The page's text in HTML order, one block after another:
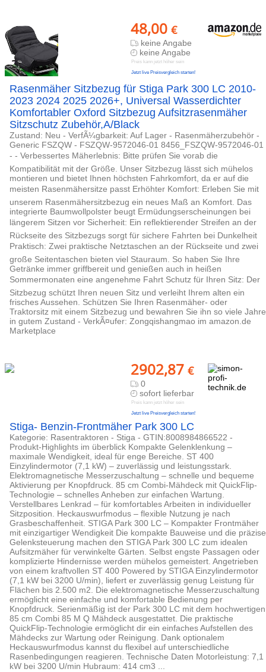
48,00 €
keine Angabe
keine Angabe
Preis kann jetzt höher sein
Jetzt live Preisvergleich starten!
Rasenmäher Sitzbezug für Stiga Park 300 LC 2010-
2023 2024 2025 2026+, Universal Wasserdichter
Komfortabler Oxford Sitzbezug Aufsitzrasenmäher
Sitzschutz Zubehör,A/Black
Zustand: Neu - VerfÃ¼gbarkeit: Auf Lager - Rasenmäherzubehör -
Generic FSZQW - FSZQW-9572046-01 8456_FSZQW-9572046-01
- - Verbessertes Mäherlebnis: Bitte prüfen Sie vorab die
Kompatibilität mit der Größe. Unser Sitzbezug lässt sich mühelos
montieren und bietet Ihnen höchsten Fahrkomfort, da er auf die
meisten Rasenmähersitze passt Erhöhter Komfort: Erleben Sie mit
unserem Rasenmähersitzbezug ein neues Maß an Komfort. Das
integrierte Baumwollpolster beugt Ermüdungserscheinungen bei
längerem Sitzen vor Sicherheit: Ein reflektierender Streifen an der
Rückseite des Sitzbezugs sorgt für sichere Fahrten bei Dunkelheit
Praktisch: Zwei praktische Netztaschen an der Rückseite und zwei
große Seitentaschen bieten viel Stauraum. So haben Sie Ihre
Getränke immer griffbereit und genießen auch in heißen
Sommermonaten eine angenehme Fahrt Schutz für Ihren Sitz: Der
Sitzbezug schützt Ihren neuen Sitz und verleiht Ihrem alten ein
frisches Aussehen. Schützen Sie Ihren Rasenmäher- oder
Traktorsitz mit einem Sitzbezug und bewahren Sie ihn so viele Jahre
in gutem Zustand - VerkÃ¤ufer: Zongqishangmao im amazon.de
Marketplace
2902,87 €
0
sofort lieferbar
Preis kann jetzt höher sein
Jetzt live Preisvergleich starten!
Stiga- Benzin-Frontmäher Park 300 LC
Kategorie: Rasentraktoren - Stiga - GTIN:8008984866522 -
Produkt-Highlights im überblick Kompakte Gelenklenkung –
maximale Wendigkeit, ideal für enge Bereiche. ST 400
Einzylindermotor (7,1 kW) – zuverlässig und leistungsstark.
Elektromagnetische Messerzuschaltung – schnelle und bequeme
Aktivierung per Knopfdruck. 85 cm Combi-Mähdeck mit QuickFlip-
Technologie – schnelles Anheben zur einfachen Wartung.
Verstellbares Lenkrad – für komfortables Arbeiten in individueller
Sitzposition. Heckauswurfmodus – flexible Nutzung je nach
Grasbeschaffenheit. STIGA Park 300 LC – Kompakter Frontmäher
mit einzigartiger Wendigkeit Die kompakte Bauweise und die präzise
Gelenksteuerung machen den STIGA Park 300 LC zum idealen
Aufsitzmäher für verwinkelte Gärten. Selbst engste Passagen oder
komplizierte Hindernisse werden mühelos gemeistert. Angetrieben
von einem kraftvollen ST 400 Powered by STIGA Einzylindermotor
(7,1 kW bei 3200 U/min), liefert er zuverlässig genug Leistung für
Flächen bis 2.500 m2. Die elektromagnetische Messerzuschaltung
ermöglicht eine einfache und komfortable Bedienung per
Knopfdruck. Serienmäßig ist der Park 300 LC mit dem hochwertigen
85 cm Combi 85 M Q Mähdeck ausgestattet. Die praktische
QuickFlip-Technologie ermöglicht dir ein einfaches Aufstellen des
Mähdecks zur Wartung oder Reinigung. Dank optionalem
Heckauswurfmodus kannst du flexibel auf unterschiedliche
Rasenbedingungen reagieren. Technische Daten Motorleistung: 7,1
kW bei 3200 U/min Hubraum: 414 cm3 ...